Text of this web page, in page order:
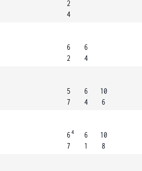
2
4
6
2
6
4
5
7
6
4
10
6
64
7
6
1
10
8